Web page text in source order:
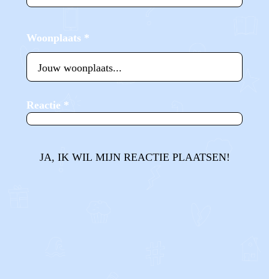
Woonplaats *
Reactie *
JA, IK WIL MIJN REACTIE PLAATSEN!